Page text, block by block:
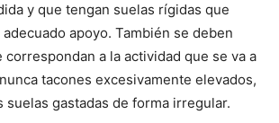
y que tengan suelas rígidas que
apoyo. También se deben
correspondan a la actividad que se va a
tacones excesivamente elevados,
suelas gastadas de forma irregular.